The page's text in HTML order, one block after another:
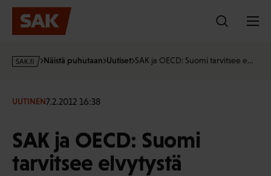
Hyppää
sisältöön
s
·
Näistä puhutaan Uutiset SAK ja OECD: Suomi tarvitsee e…
UUTINEN7.2.2012 16:38
SAK ja OECD: Suomi
tarvitsee elvytystä